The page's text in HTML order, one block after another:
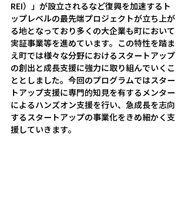
REI）」が設立されるなど復興を加速するト
ップレベルの最先端プロジェクトが立ち上が
る地となっており多くの大企業も町において
実証事業等を進めています。この特性を踏ま
え町では様々な分野におけるスタートアップ
の創出と成長支援に強力に取り組んでいくこ
ととしました。今回のプログラムではスター
トアップ支援に専門的知見を有するメンター
によるハンズオン支援を行い、急成長を志向
するスタートアップの事業化をきめ細かく支
援していきます。